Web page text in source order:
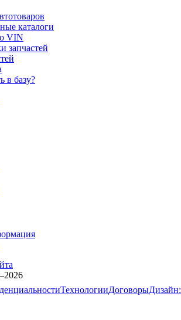
каталоги
VIN
запчастей
в базу?
ТехнологииДоговорыДизайн: